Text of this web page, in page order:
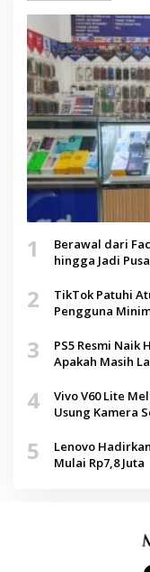
1
Berawal dari
hingga Jadi
2
TikTok Patuhi
Pengguna
3
PS5 Resmi Naik
Apakah Masih
4
Vivo V60 Lite
Usung Kamera
5
Lenovo
Mulai Rp7,8 Juta